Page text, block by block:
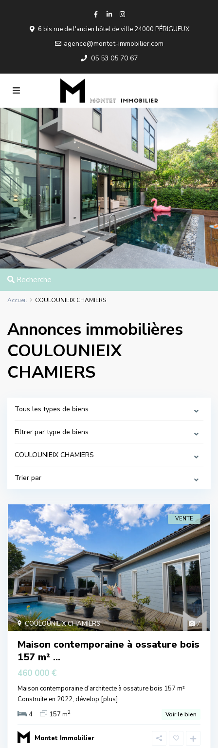
6 bis rue de l'ancien hôtel de ville 24000 PÉRIGUEUX
agence@montet-immobilier.com
05 53 05 70 67
Recherche
Accueil COULOUNIEIX CHAMIERS
Annonces immobilières
COULOUNIEIX
CHAMIERS
Tous les types de biens
Filtrer par type de biens
COULOUNIEIX CHAMIERS
Trier par
7
COULOUNIEIX CHAMIERS
VENTE
Maison contemporaine à ossature bois
157 m² ...
460 000 €
Maison contemporaine d’architecte à ossature bois 157 m²
Construite en 2022, dévelop [plus]
4
157 m2 Voir le bien
Montet Immobilier